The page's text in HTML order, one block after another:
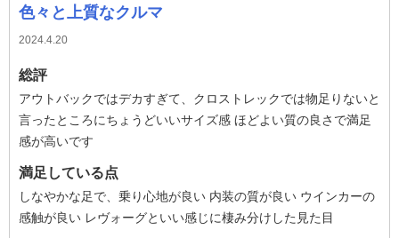
色々と上質なクルマ
2024.4.20
総評
アウトバックではデカすぎて、クロストレックでは物足りないと
言ったところにちょうどいいサイズ感 ほどよい質の良さで満足
感が高いです
満足している点
しなやかな足で、乗り心地が良い 内装の質が良い ウインカーの
感触が良い レヴォーグといい感じに棲み分けした見た目